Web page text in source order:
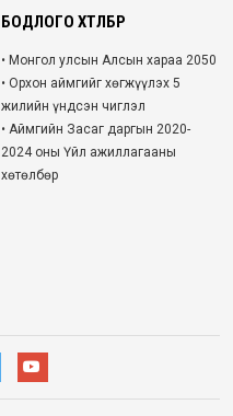
БОДЛОГО ХӨТӨЛБӨР
• Монгол улсын Алсын хараа 2050
• Орхон аймгийг хөгжүүлэх 5
жилийн үндсэн чиглэл
• Аймгийн Засаг даргын 2020-
2024 оны Үйл ажиллагааны
хөтөлбөр